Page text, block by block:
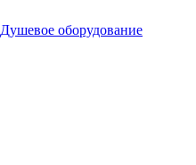
Душевое оборудование